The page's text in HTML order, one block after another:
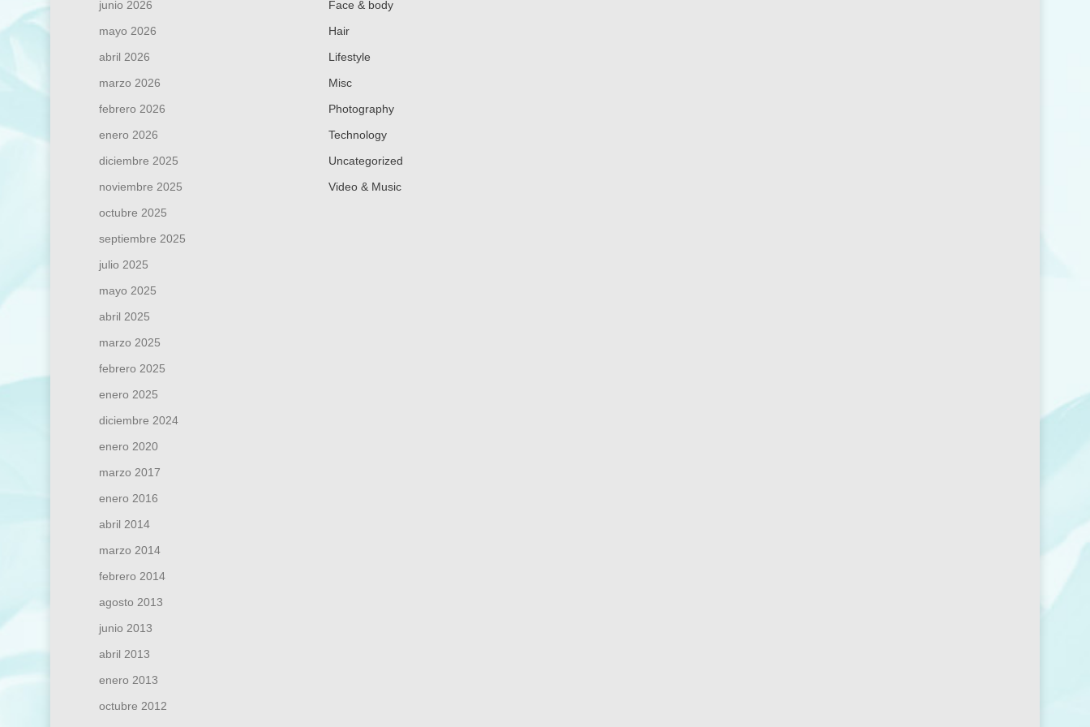
junio 2026
mayo 2026
abril 2026
marzo 2026
febrero 2026
enero 2026
diciembre 2025
noviembre 2025
octubre 2025
septiembre 2025
julio 2025
mayo 2025
abril 2025
marzo 2025
febrero 2025
enero 2025
diciembre 2024
enero 2020
marzo 2017
enero 2016
abril 2014
marzo 2014
febrero 2014
agosto 2013
junio 2013
abril 2013
enero 2013
octubre 2012
Face & body
Hair
Lifestyle
Misc
Photography
Technology
Uncategorized
Video & Music